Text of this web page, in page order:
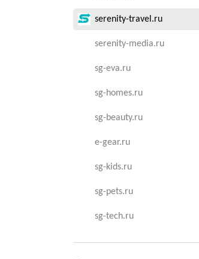
serenity-travel.ru
serenity-media.ru
sg-eva.ru
sg-homes.ru
sg-beauty.ru
e-gear.ru
sg-kids.ru
sg-pets.ru
sg-tech.ru